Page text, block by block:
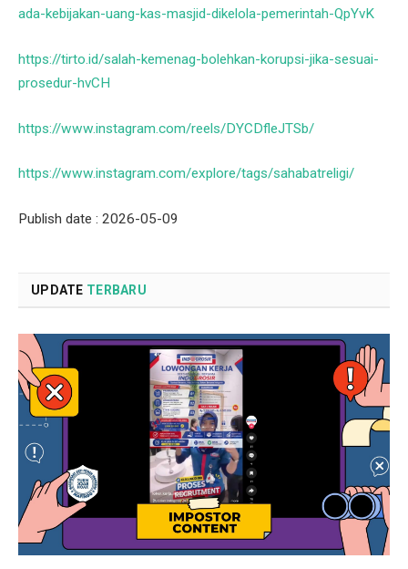
ada-kebijakan-uang-kas-masjid-dikelola-pemerintah-QpYvK
https://tirto.id/salah-kemenag-bolehkan-korupsi-jika-sesuai-
prosedur-hvCH
https://www.instagram.com/reels/DYCDfleJTSb/
https://www.instagram.com/explore/tags/sahabatreligi/
Publish date : 2026-05-09
UPDATE TERBARU